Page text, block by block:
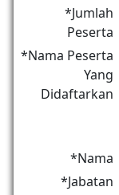
*Jumlah
Peserta
*Nama Peserta
Yang
Didaftarkan
*Nama
*Jabatan